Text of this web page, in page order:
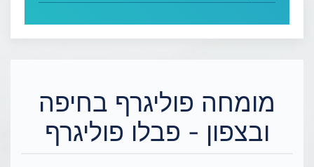
מומחה פוליגרף בחיפה
ובצפון - פבלו פוליגרף